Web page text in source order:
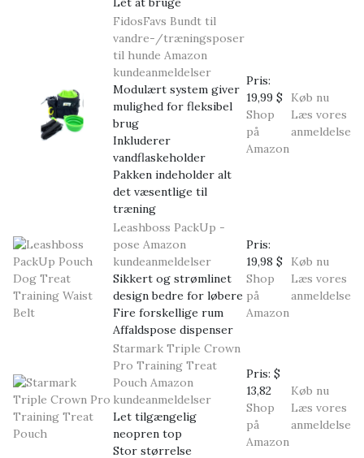
FidosFavs Bundt til
vandre-/træningsposer
til hunde Amazon
kundeanmeldelser
Modulært system giver
mulighed for fleksibel
brug
Inkluderer
vandflaskeholder
Pakken indeholder alt
det væsentlige til
træning
Pris:
19,99 $
Shop
på
Amazon
Køb nu
Læs vores
anmeldelse
Leashboss PackUp -
pose Amazon
kundeanmeldelser
Sikkert og strømlinet
design bedre for løbere
Fire forskellige rum
Affaldspose dispenser
Pris:
19,98 $
Shop
på
Amazon
Køb nu
Læs vores
anmeldelse
Starmark Triple Crown
Pro Training Treat
Pouch Amazon
kundeanmeldelser
Let tilgængelig
neopren top
Stor størrelse
Pris: $
13,82
Shop
på
Amazon
Køb nu
Læs vores
anmeldelse